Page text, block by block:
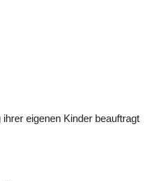
eigenen Kinder beauftragt